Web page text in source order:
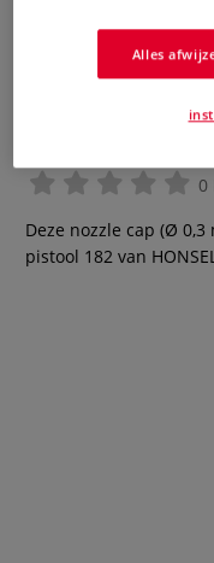
Nozzle cap
HONSELL
0
Deze nozzle cap (Ø
pistool 182 van
Alles